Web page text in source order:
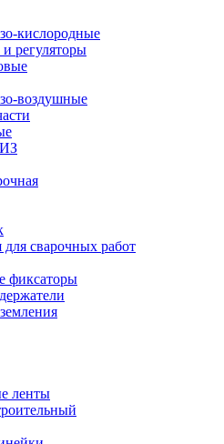
кислородные
регуляторы
воздушные
сварочных работ
фиксаторы
ленты